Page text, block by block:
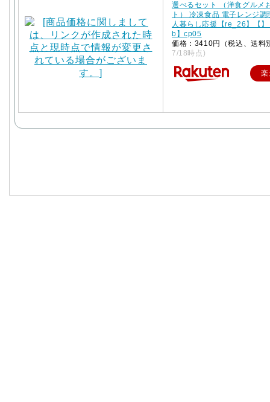
選べるセット （洋食グルメ
ト） 冷凍食品 電子レンジ調
人暮らし応援【re_26】【
b】cp05
価格：3410円（税込、送料
7/18時点)